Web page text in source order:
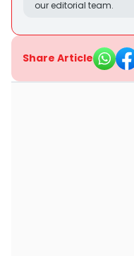
our editorial team.
Share Article